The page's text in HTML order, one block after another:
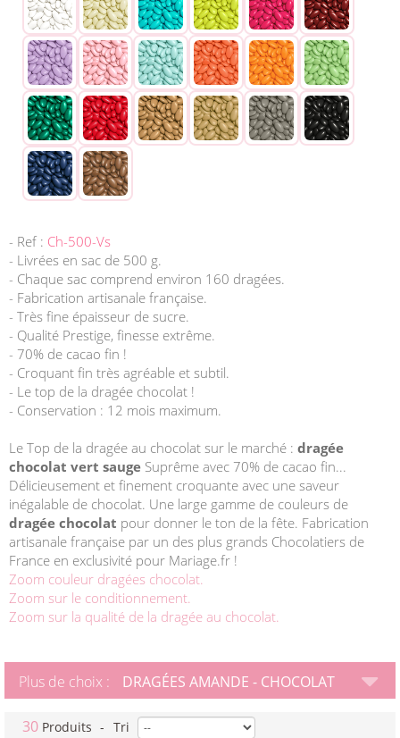
- Ref : Ch-500-Vs
- Livrées en sac de 500 g.
- Chaque sac comprend environ 160 dragées.
- Fabrication artisanale française.
- Très fine épaisseur de sucre.
- Qualité Prestige, finesse extrême.
- 70% de cacao fin !
- Croquant fin très agréable et subtil.
- Le top de la dragée chocolat !
- Conservation : 12 mois maximum.
Le Top de la dragée au chocolat sur le marché : dragée
chocolat vert sauge Suprême avec 70% de cacao fin...
Délicieusement et finement croquante avec une saveur
inégalable de chocolat. Une large gamme de couleurs de
dragée chocolat pour donner le ton de la fête. Fabrication
artisanale française par un des plus grands Chocolatiers de
France en exclusivité pour Mariage.fr !
Zoom couleur dragées chocolat.
Zoom sur le conditionnement.
Zoom sur la qualité de la dragée au chocolat.
Plus de choix : DRAGÉES AMANDE - CHOCOLAT
30 Produits - Tri